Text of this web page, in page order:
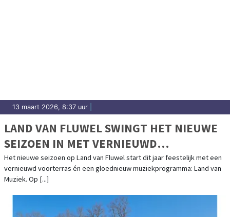
13 maart 2026, 8:37 uur
LAND VAN FLUWEL SWINGT HET NIEUWE
SEIZOEN IN MET VERNIEUWD
VOORTERRAS EN LAND VAN MUZIEK
Het nieuwe seizoen op Land van Fluwel start dit jaar feestelijk met een
vernieuwd voorterras én een gloednieuw muziekprogramma: Land van
Muziek. Op [...]